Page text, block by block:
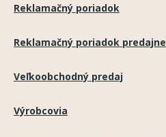
Reklamačný poriadok
Reklamačný poriadok predajne
Veľkoobchodný predaj
Výrobcovia